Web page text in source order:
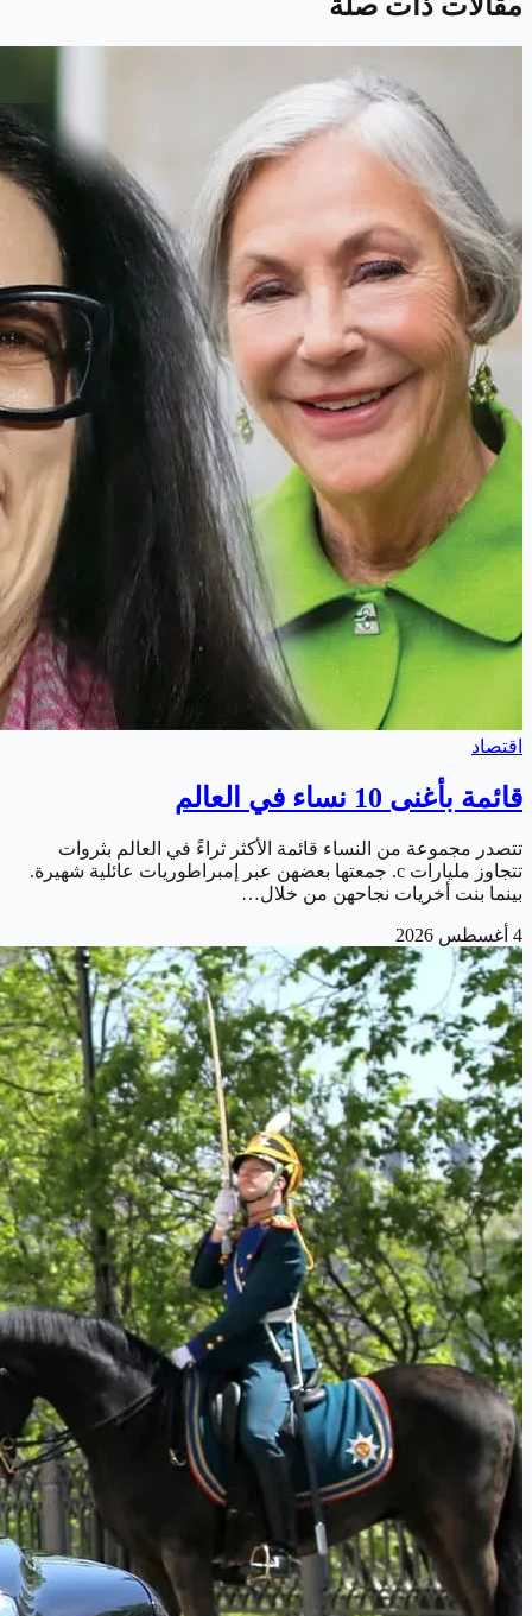
اقتصاد
قائمة بأغنى 10 نساء في العالم
تتصدر مجموعة من النساء قائمة الأكثر ثراءً في العالم بثروات
تتجاوز مليارات c. جمعتها بعضهن عبر إمبراطوريات عائلية شهيرة.
بينما بنت أخريات نجاحهن من خلال…
4 أغسطس 2026